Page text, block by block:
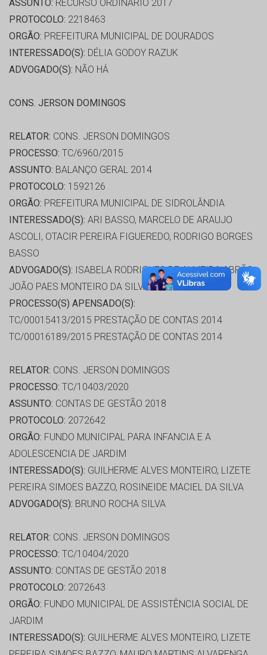
ASSUNTO: RECURSO ORDINÁRIO 2017
PROTOCOLO: 2218463
ORGÃO: PREFEITURA MUNICIPAL DE DOURADOS
INTERESSADO(S): DÉLIA GODOY RAZUK
ADVOGADO(S): NÃO HÁ
CONS. JERSON DOMINGOS
RELATOR: CONS. JERSON DOMINGOS
PROCESSO: TC/6960/2015
ASSUNTO: BALANÇO GERAL 2014
PROTOCOLO: 1592126
ORGÃO: PREFEITURA MUNICIPAL DE SIDROLÂNDIA
INTERESSADO(S): ARI BASSO, MARCELO DE ARAUJO
ASCOLI, OTACIR PEREIRA FIGUEREDO, RODRIGO BORGES
BASSO
ADVOGADO(S): ISABELA RODRIGUES DE ALMEIDA ABRÃO,
JOÃO PAES MONTEIRO DA SILVA
PROCESSO(S) APENSADO(S):
TC/00015413/2015 PRESTAÇÃO DE CONTAS 2014
TC/00016189/2015 PRESTAÇÃO DE CONTAS 2014
RELATOR: CONS. JERSON DOMINGOS
PROCESSO: TC/10403/2020
ASSUNTO: CONTAS DE GESTÃO 2018
PROTOCOLO: 2072642
ORGÃO: FUNDO MUNICIPAL PARA INFANCIA E A
ADOLESCENCIA DE JARDIM
INTERESSADO(S): GUILHERME ALVES MONTEIRO, LIZETE
PEREIRA SIMOES BAZZO, ROSINEIDE MACIEL DA SILVA
ADVOGADO(S): BRUNO ROCHA SILVA
RELATOR: CONS. JERSON DOMINGOS
PROCESSO: TC/10404/2020
ASSUNTO: CONTAS DE GESTÃO 2018
PROTOCOLO: 2072643
ORGÃO: FUNDO MUNICIPAL DE ASSISTÊNCIA SOCIAL DE
JARDIM
INTERESSADO(S): GUILHERME ALVES MONTEIRO, LIZETE